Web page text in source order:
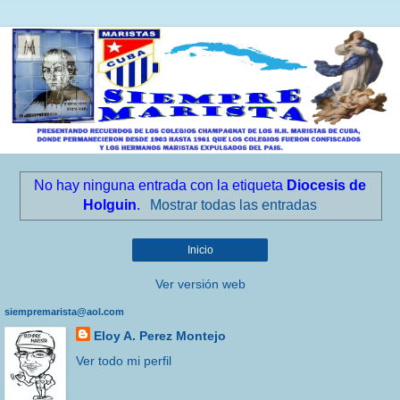
No hay ninguna entrada con la etiqueta Diocesis de
Holguin. Mostrar todas las entradas
Inicio
Ver versión web
siempremarista@aol.com
Eloy A. Perez Montejo
Ver todo mi perfil